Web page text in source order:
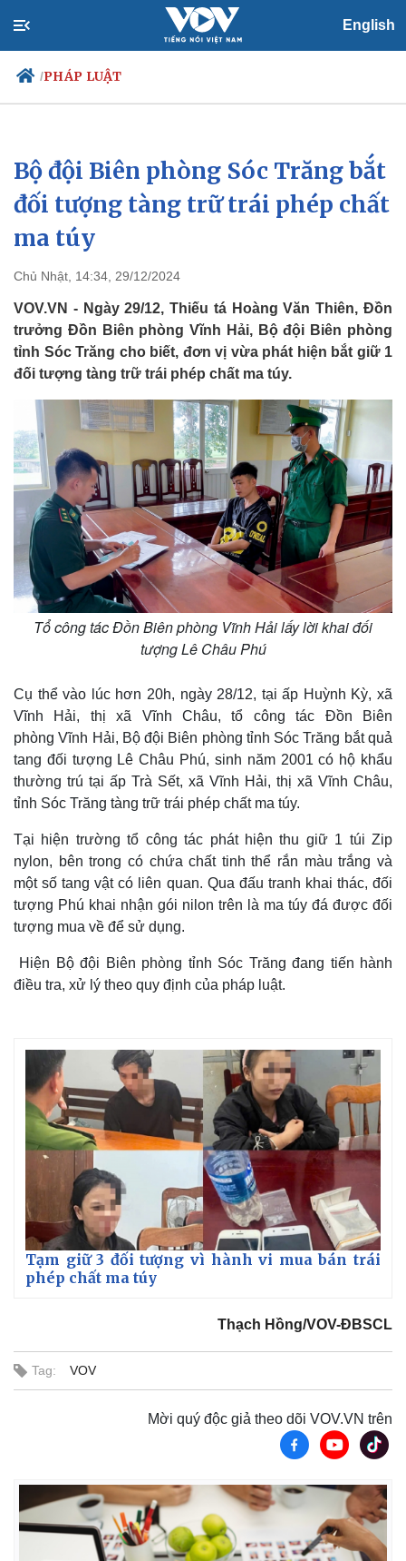
English
/PHÁP LUẬT
Chính trị
Đảng
Tổ chức nhân sự
Quốc hội
Nhận diện sự thật
Xã hội
Tin 24h
Dự báo thời tiết
Cuộc sống đó đây
Hồ sơ
Multimedia
Ảnh
E-Magazine
Infographic
Bộ đội Biên phòng Sóc Trăng bắt
đối tượng tàng trữ trái phép chất
ma túy
Chủ Nhật, 14:34, 29/12/2024
VOV.VN - Ngày 29/12, Thiếu tá Hoàng Văn Thiên, Đồn
trưởng Đồn Biên phòng Vĩnh Hải, Bộ đội Biên phòng
tỉnh Sóc Trăng cho biết, đơn vị vừa phát hiện bắt giữ 1
đối tượng tàng trữ trái phép chất ma túy.
Tổ công tác Đồn Biên phòng Vĩnh Hải lấy lời khai đối
tượng Lê Châu Phú
Cụ thể vào lúc hơn 20h, ngày 28/12, tại ấp Huỳnh Kỳ, xã
Vĩnh Hải, thị xã Vĩnh Châu, tổ công tác Đồn Biên
phòng Vĩnh Hải, Bộ đội Biên phòng tỉnh Sóc Trăng bắt quả
tang đối tượng Lê Châu Phú, sinh năm 2001 có hộ khẩu
thường trú tại ấp Trà Sết, xã Vĩnh Hải, thị xã Vĩnh Châu,
tỉnh Sóc Trăng tàng trữ trái phép chất ma túy.
Tại hiện trường tổ công tác phát hiện thu giữ 1 túi Zip
nylon, bên trong có chứa chất tinh thể rắn màu trắng và
một số tang vật có liên quan. Qua đấu tranh khai thác, đối
tượng Phú khai nhận gói nilon trên là ma túy đá được đối
tượng mua về để sử dụng.
Hiện Bộ đội Biên phòng tỉnh Sóc Trăng đang tiến hành
điều tra, xử lý theo quy định của pháp luật.
Tạm giữ 3 đối tượng vì hành vi mua bán trái
phép chất ma túy
Thạch Hồng/VOV-ĐBSCL
Tag: VOV
Mời quý độc giả theo dõi VOV.VN trên